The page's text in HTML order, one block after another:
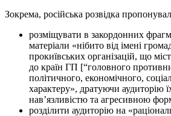
Зокрема, російська розвідка
розміщувати в закордонних
матеріали «нібито від імені
прокиївських організацій, що
до країн ГП [“головного
політичного, економічного,
характеру», дратуючи аудиторію
нав’язливістю та агресивною
розділити аудиторію на